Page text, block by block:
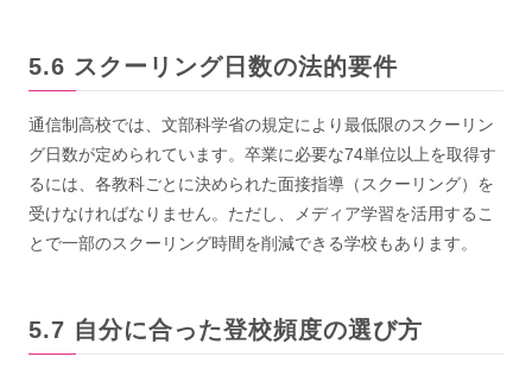
スクーリング日数の法的要件
通信制高校では、文部科学省の規定により最低限のスクーリン
グ日数が定められています。卒業に必要な74単位以上を取得す
るには、各教科ごとに決められた面接指導（スクーリング）を
受けなければなりません。ただし、メディア学習を活用するこ
とで一部のスクーリング時間を削減できる学校もあります。
自分に合った登校頻度の選び方